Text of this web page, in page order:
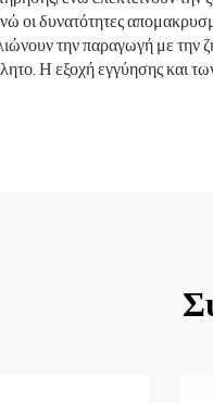
οι δυνατότητες
την παραγωγή με
Η εξοχή εγγύησης και